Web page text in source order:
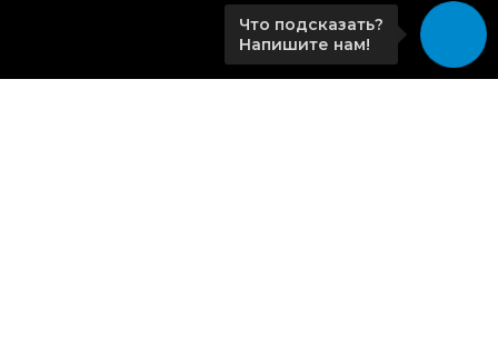
Что подсказать?
Напишите нам!